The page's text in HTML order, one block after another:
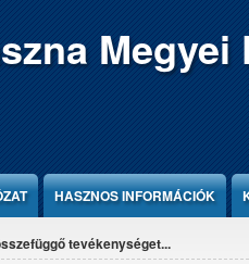
HASZNOS INFORMÁCIÓK
tevékenységet...